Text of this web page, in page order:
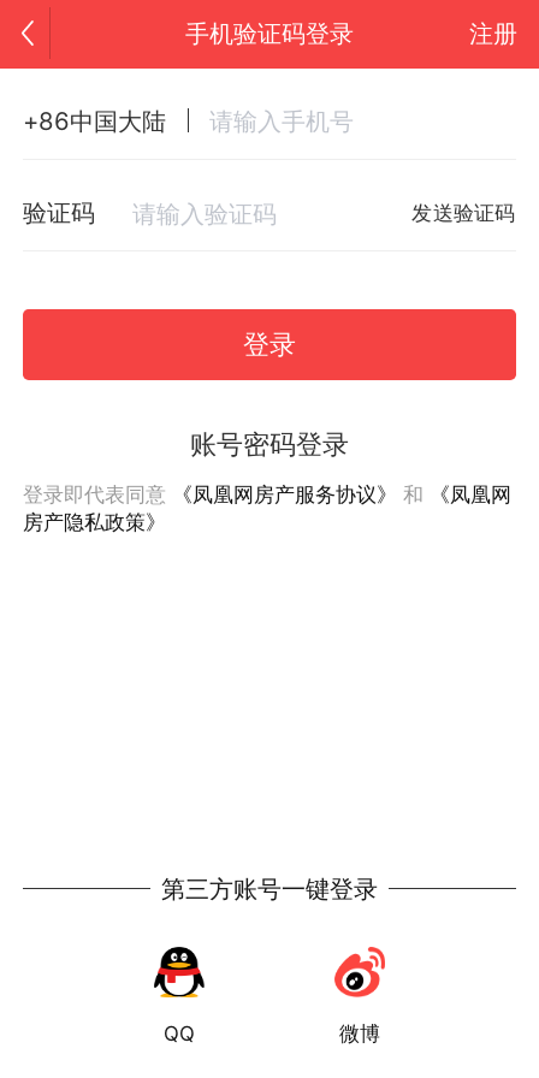
手机验证码登录 注册
+86中国大陆
验证码 发送验证码
登录
账号密码登录
登录即代表同意 《凤凰网房产服务协议》 和
《凤凰网
房产隐私政策》
第三方账号一键登录
QQ 微博